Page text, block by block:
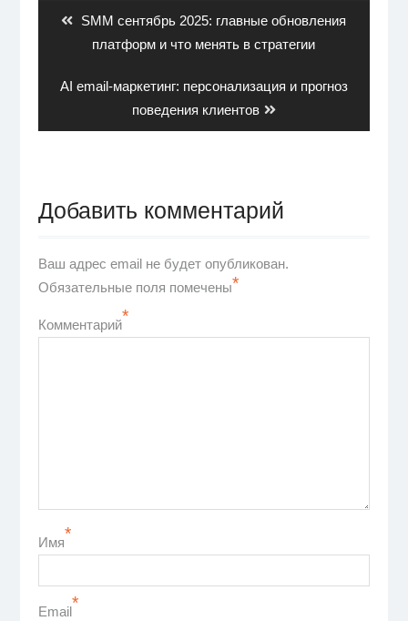
записямPrevious
post:
SMM сентябрь 2025: главные обновления
платформ и что менять в стратегии
Next
AI email-маркетинг: персонализация и прогноз
поведения клиентов
Добавить комментарий
Ваш адрес email не будет опубликован.
Обязательные поля помечены*
Комментарий*
Имя*
Email*